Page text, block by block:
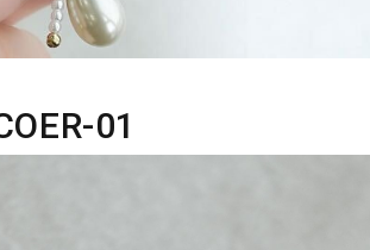
01